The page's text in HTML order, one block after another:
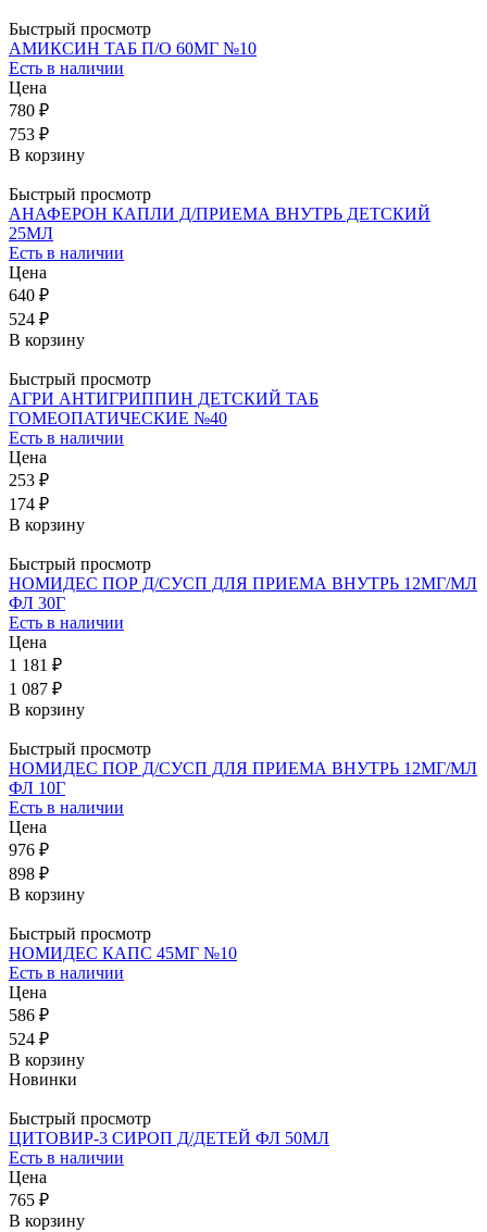
Быстрый просмотр
АМИКСИН ТАБ П/О 60МГ №10
Есть в наличии
Цена
780 ₽
753 ₽
В корзину
Быстрый просмотр
АНАФЕРОН КАПЛИ Д/ПРИЕМА ВНУТРЬ ДЕТСКИЙ
25МЛ
Есть в наличии
Цена
640 ₽
524 ₽
В корзину
Быстрый просмотр
АГРИ АНТИГРИППИН ДЕТСКИЙ ТАБ
ГОМЕОПАТИЧЕСКИЕ №40
Есть в наличии
Цена
253 ₽
174 ₽
В корзину
Быстрый просмотр
НОМИДЕС ПОР Д/СУСП ДЛЯ ПРИЕМА ВНУТРЬ 12МГ/МЛ
ФЛ 30Г
Есть в наличии
Цена
1 181 ₽
1 087 ₽
В корзину
Быстрый просмотр
НОМИДЕС ПОР Д/СУСП ДЛЯ ПРИЕМА ВНУТРЬ 12МГ/МЛ
ФЛ 10Г
Есть в наличии
Цена
976 ₽
898 ₽
В корзину
Быстрый просмотр
НОМИДЕС КАПС 45МГ №10
Есть в наличии
Цена
586 ₽
524 ₽
В корзину
Новинки
Быстрый просмотр
ЦИТОВИР-3 СИРОП Д/ДЕТЕЙ ФЛ 50МЛ
Есть в наличии
Цена
765 ₽
В корзину